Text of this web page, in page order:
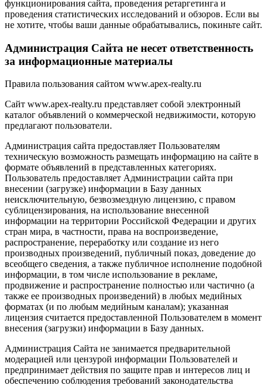
функционирования сайта, проведения ретаргетинга и
проведения статистических исследований и обзоров. Если вы
не хотите, чтобы ваши данные обрабатывались, покиньте сайт.
Администрация Сайта не несет ответственность
за информационные материалы
Правила пользования сайтом www.apex-realty.ru
Сайт www.apex-realty.ru представляет собой электронный
каталог объявлений о коммерческой недвижимости, которую
предлагают пользователи.
Администрация сайта предоставляет Пользователям
техническую возможность размещать информацию на сайте в
формате объявлений в представленных категориях.
Пользователь предоставляет Администрации сайта при
внесении (загрузке) информации в Базу данных
неисключительную, безвозмездную лицензию, с правом
сублицензирования, на использование внесенной
информации на территории Российской Федерации и других
стран мира, в частности, права на воспроизведение,
распространение, переработку или создание из него
производных произведений, публичный показ, доведение до
всеобщего сведения, а также публичное исполнение подобной
информации, в том числе использование в рекламе,
продвижение и распространение полностью или частично (а
также ее производных произведений) в любых медийных
форматах (и по любым медийным каналам); указанная
лицензия считается предоставленной Пользователем в момент
внесения (загрузки) информации в Базу данных.
Администрация Сайта не занимается предварительной
модерацией или цензурой информации Пользователей и
предпринимает действия по защите прав и интересов лиц и
обеспечению соблюдения требований законодательства